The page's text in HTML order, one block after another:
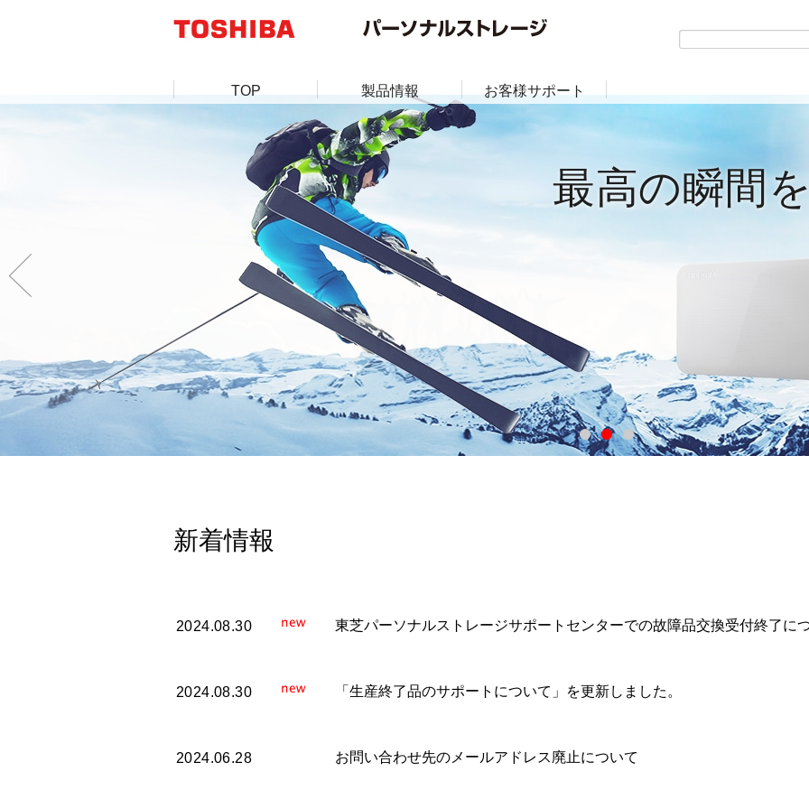
TOP 製品情報 お客様サポート
最高の瞬間
最高の瞬間
新着情報
2024.08.30 東芝パーソナルストレージサポートセンターでの故障品交換受付終了に
2024.08.30 「生産終了品のサポートについて」を更新しました。
2024.06.28 お問い合わせ先のメールアドレス廃止について